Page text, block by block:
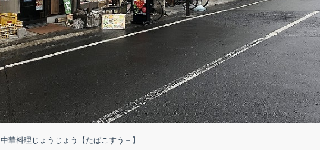
中華料理じょうじょう【たばこすう＋】